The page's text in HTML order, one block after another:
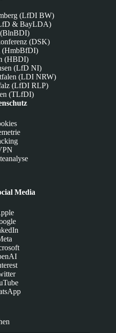
(LfDI BW)
& BayLDA)
(DSK)
(HmbBfDI)
(HBDI)
(LfD NI)
(LDI NRW)
(LfDI RLP)
(TLfDI)
Media